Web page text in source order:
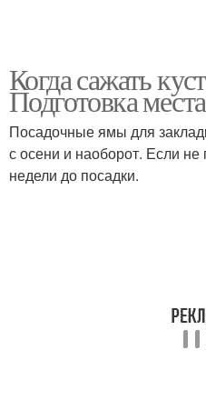
Когда сажать
Подготовка места
Посадочные ямы для
с осени и наоборот. Если не
недели до посадки.